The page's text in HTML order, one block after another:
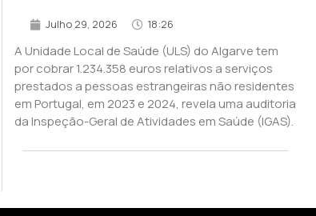
Julho 29, 2026 18:26
A Unidade Local de Saúde (ULS) do Algarve tem
por cobrar 1.234.358 euros relativos a serviços
prestados a pessoas estrangeiras não residentes
em Portugal, em 2023 e 2024, revela uma auditoria
da Inspeção-Geral de Atividades em Saúde (IGAS).